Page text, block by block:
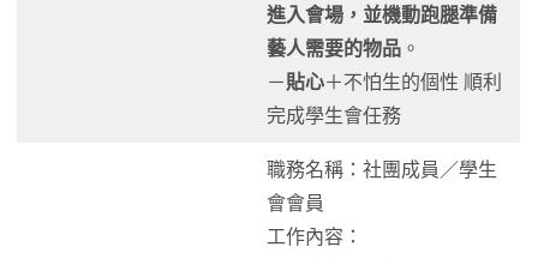
進入會場，並機動跑腿準備
藝人需要的物品 。
－貼心＋不怕生的個性 順利
完成學生會任務
職務名稱：社團成員／學生
會會員
工作內容：